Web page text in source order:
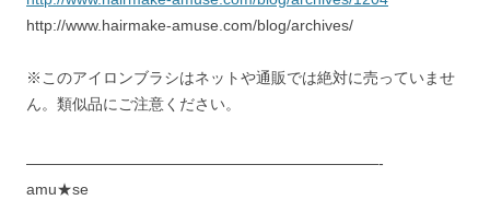
http://www.hairmake-amuse.com/blog/archives/
※このアイロンブラシはネットや通販では絶対に売っていませ
ん。類似品にご注意ください。
———————————————————————-
amu★se